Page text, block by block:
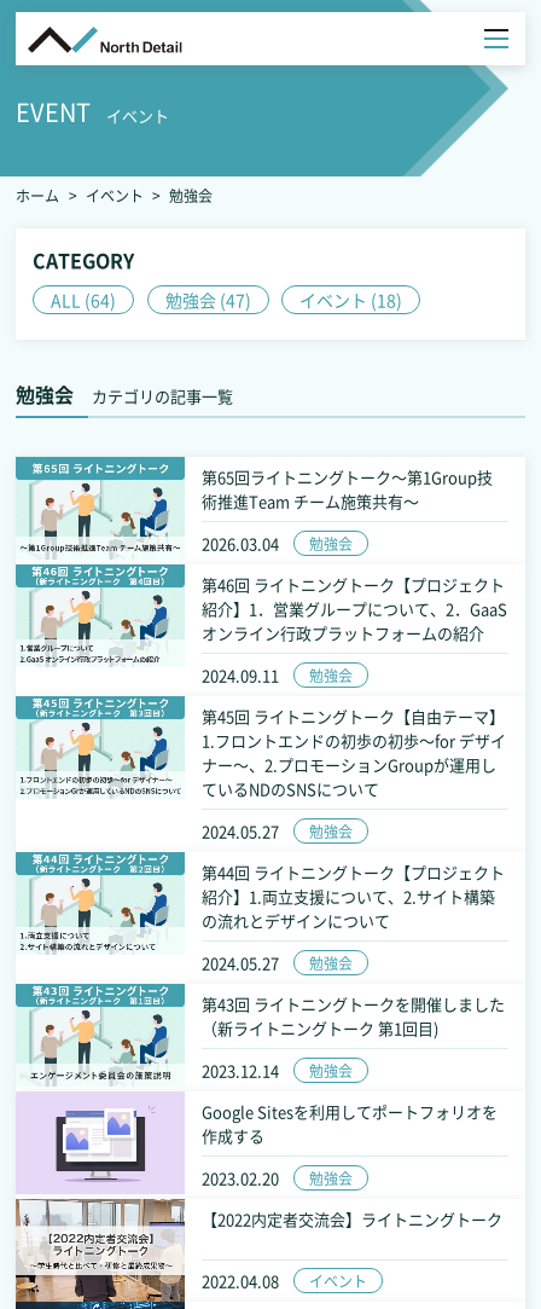
EVENT イベント
ホーム イベント 勉強会
CATEGORY
ALL (64) 勉強会 (47) イベント (18)
勉強会 カテゴリの記事一覧
2026.03.04 勉強会
第65回ライトニングトーク～第1Group技
術推進Team チーム施策共有～
2024.09.11 勉強会
第46回 ライトニングトーク【プロジェクト
紹介】1．営業グループについて、2．GaaS
オンライン行政プラットフォームの紹介
2024.05.27 勉強会
第45回 ライトニングトーク【自由テーマ】
1.フロントエンドの初歩の初歩～for デザイ
ナー～、2.プロモーションGroupが運用し
ているNDのSNSについて
2024.05.27 勉強会
第44回 ライトニングトーク【プロジェクト
紹介】1.両立支援について、2.サイト構築
の流れとデザインについて
2023.12.14 勉強会
第43回 ライトニングトークを開催しました
（新ライトニングトーク 第1回目)
2023.02.20 勉強会
Google Sitesを利用してポートフォリオを
作成する
2022.04.08 イベント
【2022内定者交流会】ライトニングトーク